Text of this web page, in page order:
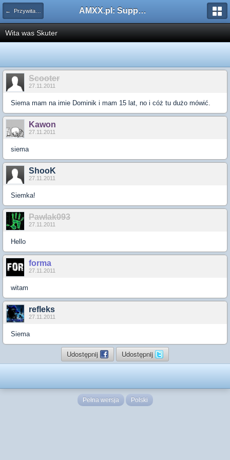
← Przywitaj się AMXX.pl: Support AMX Mod X i SourceMod
Wita was Skuter
Scooter
27.11.2011
Siema mam na imie Dominik i mam 15 lat, no i cóż tu dużo mówić.
Kawon
27.11.2011
siema
ShooK
27.11.2011
Siemka!
Pawlak093
27.11.2011
Hello
forma
27.11.2011
witam
refleks
27.11.2011
Siema
Udostępnij Udostępnij
Pełna wersja Polski